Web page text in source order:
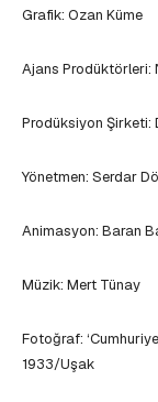
Grafik: Ozan Küme
Ajans Prodüktörleri:
Prodüksiyon Şirketi:
Yönetmen: Serdar
Animasyon: Baran
Müzik: Mert Tünay
Fotoğraf:
1933/Uşak